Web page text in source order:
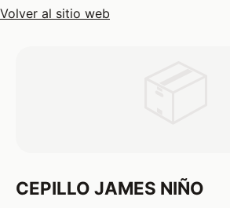
Volver al sitio web
CEPILLO JAMES NIÑO